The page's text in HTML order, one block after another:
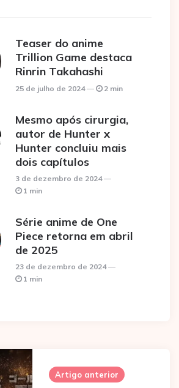
Teaser do anime
Trillion Game destaca
Rinrin Takahashi
25 de julho de 2024 2 min
Mesmo após cirurgia,
autor de Hunter x
Hunter concluiu mais
dois capítulos
3 de dezembro de 2024
1 min
Série anime de One
Piece retorna em abril
de 2025
23 de dezembro de 2024
1 min
Artigo anterior